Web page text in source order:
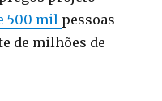
500 mil pessoas
de milhões de